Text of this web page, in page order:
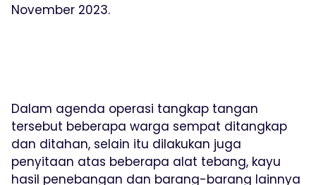
November 2023.
Dalam agenda operasi tangkap tangan
tersebut beberapa warga sempat ditangkap
dan ditahan, selain itu dilakukan juga
penyitaan atas beberapa alat tebang, kayu
hasil penebangan dan barang-barang lainnya